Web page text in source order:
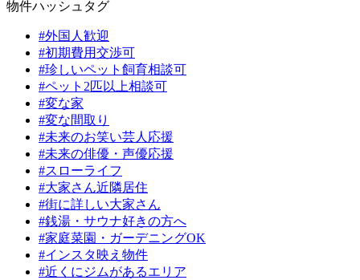
物件ハッシュタグ
#外国人歓迎
#初期費用交渉可
#珍しいペット飼育相談可
#ペット2匹以上相談可
#変な家
#変な間取り
#未来のお笑い芸人応援
#未来の俳優・声優応援
#スローライフ
#大家さん近隣居住
#街に詳しい大家さん
#銭湯・サウナ好きの方へ
#家庭菜園・ガーデニングOK
#インスタ映え物件
#近くにジムがあるエリア